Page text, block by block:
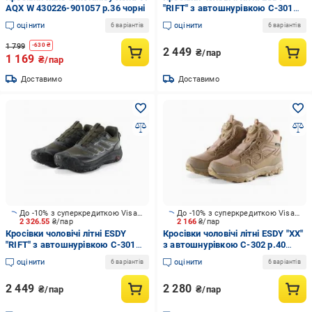
AQX W 430226-901057 р.36 чорні
оцінити 6 варіантів
1 799 -630₴
1 169 ₴/пар
Доставимо
"RIFT" з автошнурівкою С-301
р.44 coyote
оцінити 6 варіантів
2 449 ₴/пар
Доставимо
2 326.55 ₴/пар
До -10% з суперкредиткою Visa Вигода
Кросівки чоловічі літні ESDY
"RIFT" з автошнурівкою С-301
р.45 оливкові
оцінити 6 варіантів
2 449 ₴/пар
2 166₴/пар
До -10% з суперкредиткою Visa Вигода
Кросівки чоловічі літні ESDY "ХХ"
з автошнурівкою С-302 р.40
coyote
оцінити 6 варіантів
2 280 ₴/пар